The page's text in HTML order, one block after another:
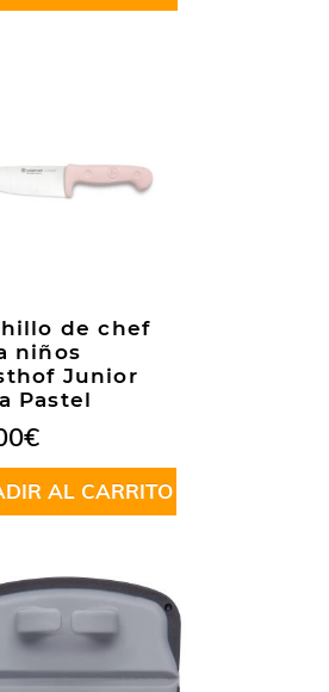
de chef
niños
Junior
Pastel
€
AL CARRITO